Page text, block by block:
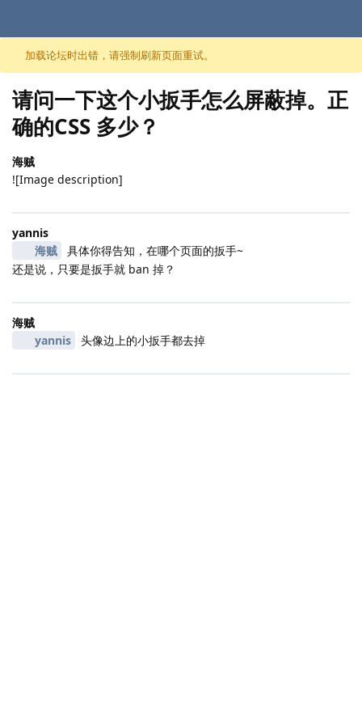
跳至内容
加载论坛时出错，请强制刷新页面重试。
请问一下这个小扳手怎么屏蔽掉。正
确的CSS 多少？
海贼
![Image description]
yannis
海贼
具体你得告知，在哪个页面的扳手~
还是说，只要是扳手就 ban 掉？
海贼
yannis
头像边上的小扳手都去掉